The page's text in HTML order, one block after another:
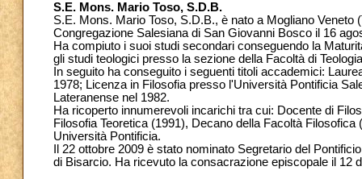
S.E. Mons. Mario Toso, S.D.B.
S.E. Mons. Mario Toso, S.D.B., è nato a Mogliano
Congregazione Salesiana di San Giovanni Bosco il 16
Ha compiuto i suoi studi secondari conseguendo la
gli studi teologici presso la sezione della Facoltà di
In seguito ha conseguito i seguenti titoli accademici:
1978; Licenza in Filosofia presso l'Università Pontificia
Lateranense nel 1982.
Ha ricoperto innumerevoli incarichi tra cui: Docente di
Filosofia Teoretica (1991), Decano della Facoltà
Università Pontificia.
Il 22 ottobre 2009 è stato nominato Segretario del
di Bisarcio. Ha ricevuto la consacrazione episcopale il 12